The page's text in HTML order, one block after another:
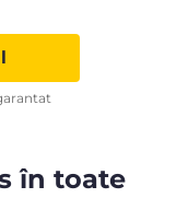
în toate